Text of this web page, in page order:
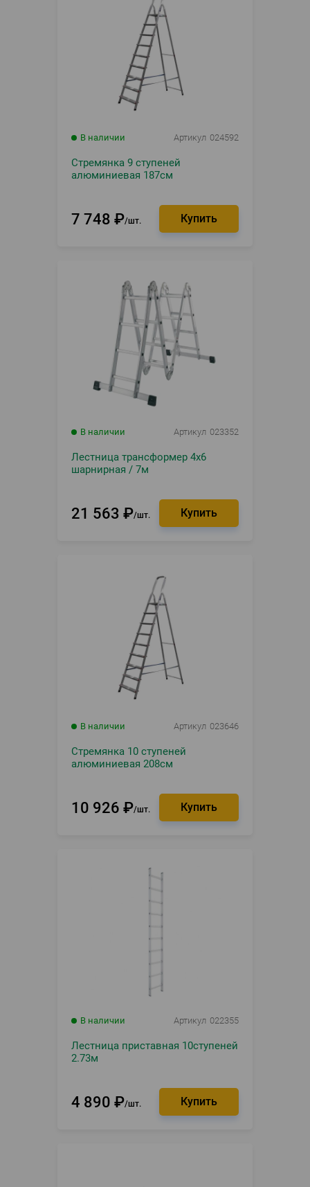
В наличии Артикул 024592
Стремянка 9 ступеней
алюминиевая 187см
7 748 ₽ шт.
В наличии Артикул 023352
Лестница трансформер 4х6
шарнирная / 7м
21 563 ₽ шт.
В наличии Артикул 023646
Стремянка 10 ступеней
алюминиевая 208см
10 926 ₽ шт.
В наличии Артикул 022355
Лестница приставная 10ступеней
2.73м
4 890 ₽ шт.